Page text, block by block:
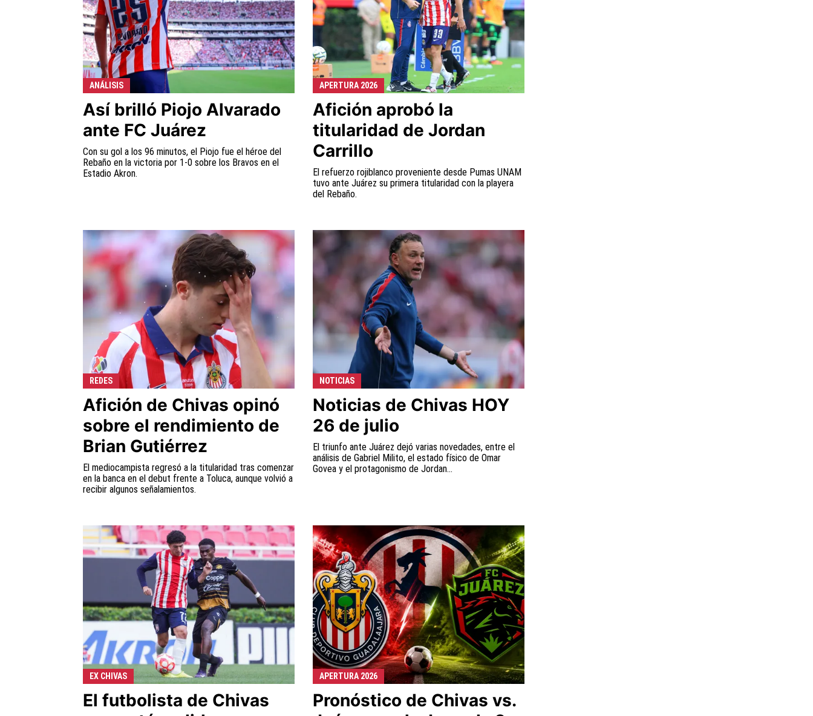
ANÁLISIS
Así brilló Piojo Alvarado
ante FC Juárez
Con su gol a los 96 minutos, el Piojo fue el héroe del
Rebaño en la victoria por 1-0 sobre los Bravos en el
Estadio Akron.
APERTURA 2026
Afición aprobó la
titularidad de Jordan
Carrillo
El refuerzo rojiblanco proveniente desde Pumas UNAM
tuvo ante Juárez su primera titularidad con la playera
del Rebaño.
REDES
Afición de Chivas opinó
sobre el rendimiento de
Brian Gutiérrez
El mediocampista regresó a la titularidad tras comenzar
en la banca en el debut frente a Toluca, aunque volvió a
recibir algunos señalamientos.
NOTICIAS
Noticias de Chivas HOY
26 de julio
El triunfo ante Juárez dejó varias novedades, entre el
análisis de Gabriel Milito, el estado físico de Omar
Govea y el protagonismo de Jordan...
EX CHIVAS
El futbolista de Chivas
APERTURA 2026
Pronóstico de Chivas vs.